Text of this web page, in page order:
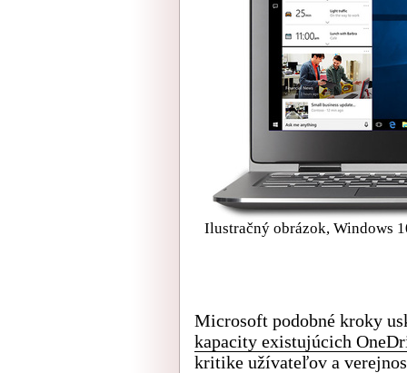
Ilustračný obrázok, Windows
Microsoft podobné kroky
kapacity existujúcich
kritike užívateľov a